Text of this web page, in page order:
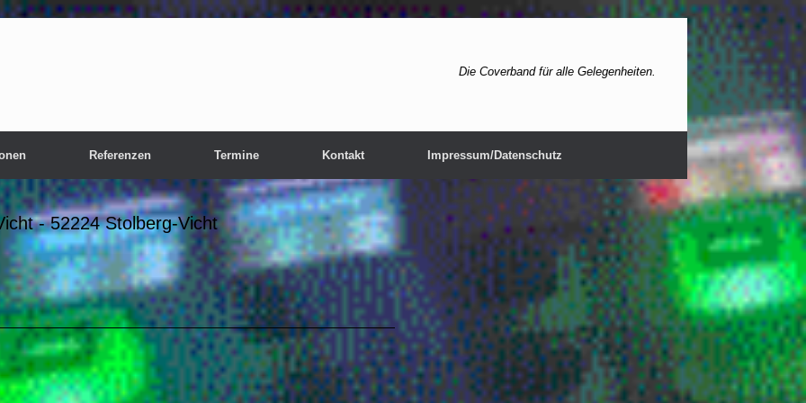
Die Coverband für alle Gelegenheiten.
Referenzen Termine Kontakt Impressum/Datenschutz
- 52224 Stolberg-Vicht